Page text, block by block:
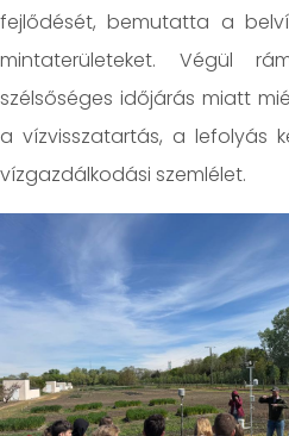
fejlődését, bemutatta a
mintaterületeket. Végül
szélsőséges időjárás miatt
a vízvisszatartás, a lefolyás
vízgazdálkodási szemlélet.